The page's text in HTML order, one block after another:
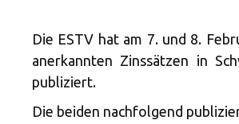
Die ESTV hat am 7. und 8.
anerkannten Zinssätzen in
publiziert.
Die beiden nachfolgend